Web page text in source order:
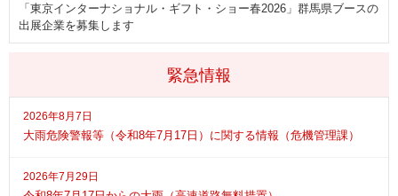
緊急情報
2026年8月7日
大雨危険警報等（令和8年7月17日）に関する情報（危機管理課）
2026年7月29日
「東京インターナショナル・ギフト・ショー春2026」群馬県ブースの
出展企業を募集します